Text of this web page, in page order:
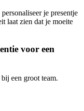
je presentje
laat zien dat je moeite
voor een
een groot team.